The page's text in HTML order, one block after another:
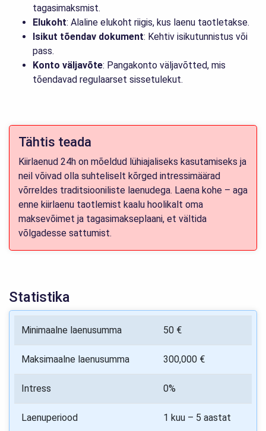
tagasimaksmist.
Elukoht: Alaline elukoht riigis, kus laenu taotletakse.
Isikut tõendav dokument: Kehtiv isikutunnistus või
pass.
Konto väljavõte: Pangakonto väljavõtted, mis
tõendavad regulaarset sissetulekut.
Tähtis teada
Kiirlaenud 24h on mõeldud lühiajaliseks kasutamiseks ja
neil võivad olla suhteliselt kõrged intressimäärad
võrreldes traditsiooniliste laenudega. Laena kohe – aga
enne kiirlaenu taotlemist kaalu hoolikalt oma
maksevõimet ja tagasimakseplaani, et vältida
võlgadesse sattumist.
Statistika
Minimaalne laenusumma 50 €
Maksimaalne laenusumma 300,000 €
Intress 0%
Laenuperiood 1 kuu – 5 aastat